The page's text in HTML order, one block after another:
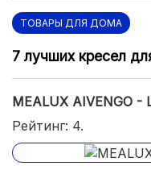
ТОВАРЫ ДЛЯ ДОМА
7 лучших кресел
MEALUX AIVENGO -
Рейтинг: 4.